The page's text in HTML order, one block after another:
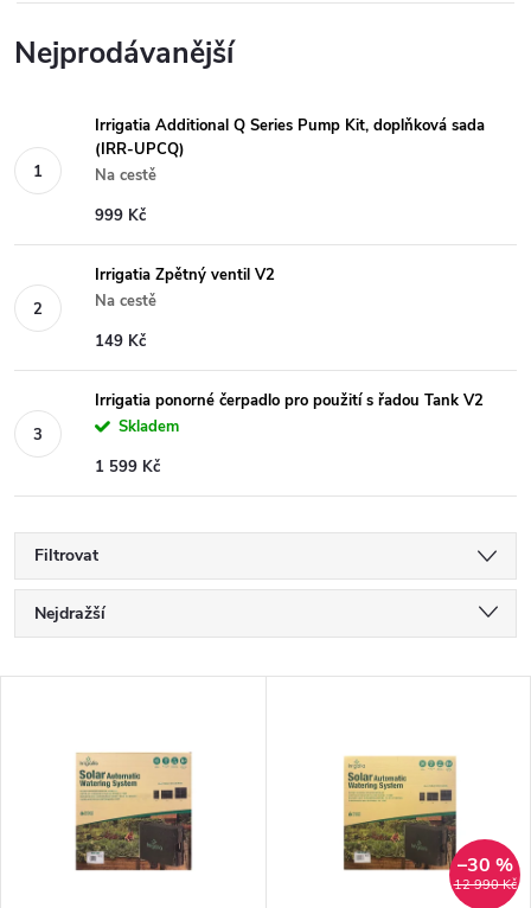
Nejprodávanější
Irrigatia Additional Q Series Pump Kit, doplňková sada
(IRR-UPCQ)
Na cestě
999 Kč
Irrigatia Zpětný ventil V2
Na cestě
149 Kč
Irrigatia ponorné čerpadlo pro použití s řadou Tank V2
Skladem
1 599 Kč
Filtrovat
Ř
a
Nejdražší
Abecedně
12 990 Kč
–30 %